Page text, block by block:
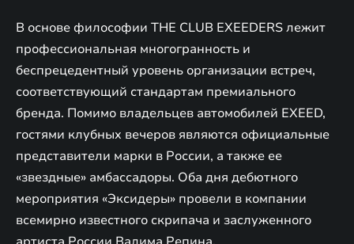
В основе философии THE CLUB EXEEDERS лежит
профессиональная многогранность и
беспрецедентный уровень организации встреч,
соответствующий стандартам премиального
бренда. Помимо владельцев автомобилей EXEED,
гостями клубных вечеров являются официальные
представители марки в России, а также ее
«звездные» амбассадоры. Оба дня дебютного
мероприятия «Эксидеры» провели в компании
всемирно известного скрипача и заслуженного